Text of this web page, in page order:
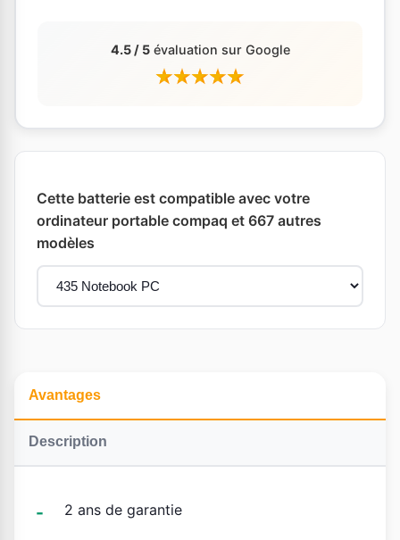
4.5 / 5évaluation sur Google
Cette batterie est compatible avec votre
ordinateur portable compaq et 667 autres
modèles
Avantages
Description
2 ans de garantie